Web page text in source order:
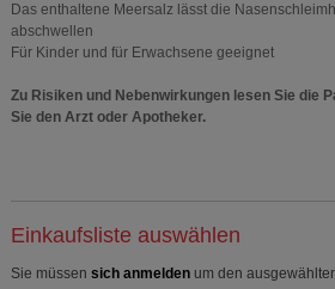
Das enthaltene Meersalz lässt die
abschwellen
Für Kinder und für Erwachsene geeignet
Zu Risiken und Nebenwirkungen lesen Sie die
Sie den Arzt oder Apotheker.
Einkaufsliste auswählen
Sie müssen sich anmelden um den